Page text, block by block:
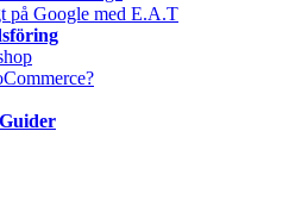
på Google med E.A.T